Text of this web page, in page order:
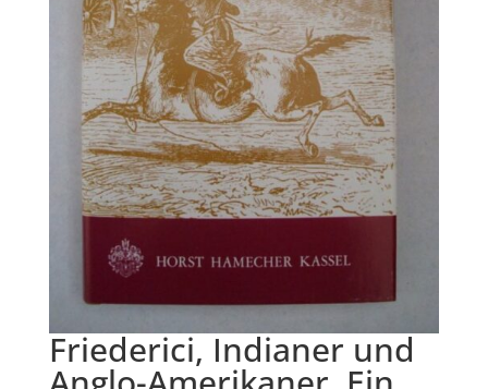
Friederici, Indianer und